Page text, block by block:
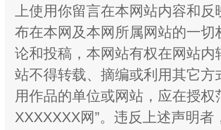
国家大学科技园优化重塑工作
上使用你留言在本网站内容和
布在本网及本网所属网站的一
论和投稿，本网站有权在网站
站不得转载、摘编或利用其它
用作品的单位或网站，应在授
XXXXXXX网”。违反上述声明